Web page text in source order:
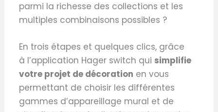
parmi la richesse des collections et les
multiples combinaisons possibles ?
En trois étapes et quelques clics, grâce
à l’application Hager switch qui simplifie
votre projet de décoration en vous
permettant de choisir les différentes
gammes d’appareillage mural et de